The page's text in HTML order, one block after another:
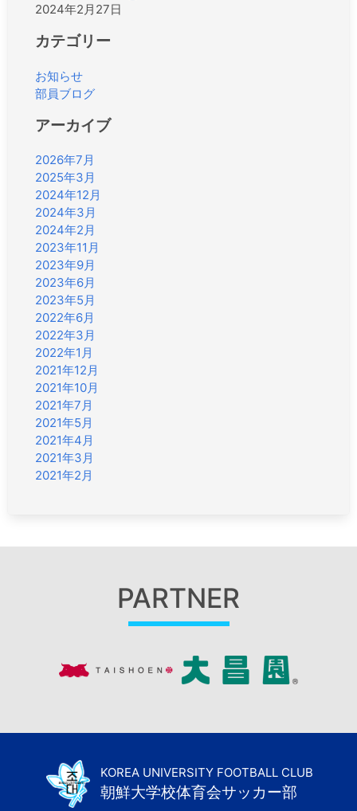
2024年2月27日
カテゴリー
お知らせ
部員ブログ
アーカイブ
2026年7月
2025年3月
2024年12月
2024年3月
2024年2月
2023年11月
2023年9月
2023年6月
2023年5月
2022年6月
2022年3月
2022年1月
2021年12月
2021年10月
2021年7月
2021年5月
2021年4月
2021年3月
2021年2月
PARTNER
KOREA UNIVERSITY FOOTBALL CLUB
朝鮮大学校体育会サッカー部